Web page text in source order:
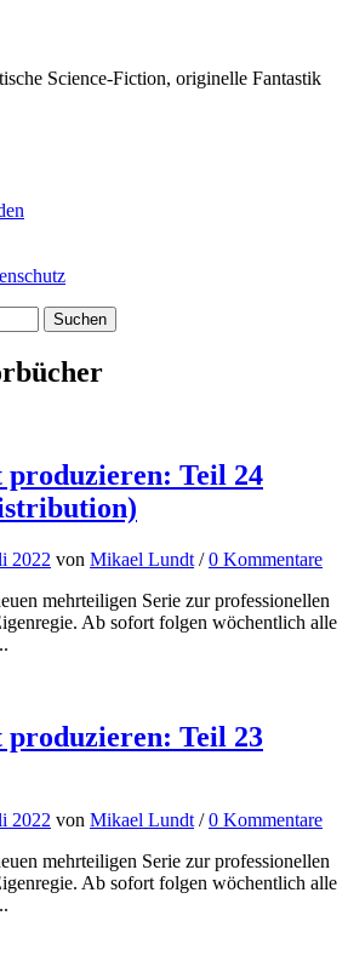
Science-Fiction, originelle Fantastik
produzieren: Teil 24
2022 von Mikael Lundt /0 Kommentare
mehrteiligen Serie zur professionellen
Ab sofort folgen wöchentlich alle
produzieren: Teil 23
2022 von Mikael Lundt /0 Kommentare
mehrteiligen Serie zur professionellen
Ab sofort folgen wöchentlich alle